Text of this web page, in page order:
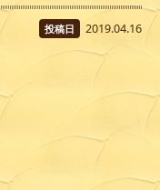
投稿日 2019.04.16